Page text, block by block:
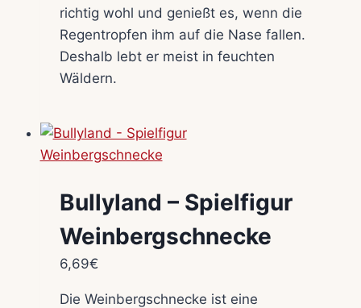
richtig wohl und genießt es, wenn die
Regentropfen ihm auf die Nase fallen.
Deshalb lebt er meist in feuchten
Wäldern.
Bullyland – Spielfigur
Weinbergschnecke
6,69€
Die Weinbergschnecke ist eine